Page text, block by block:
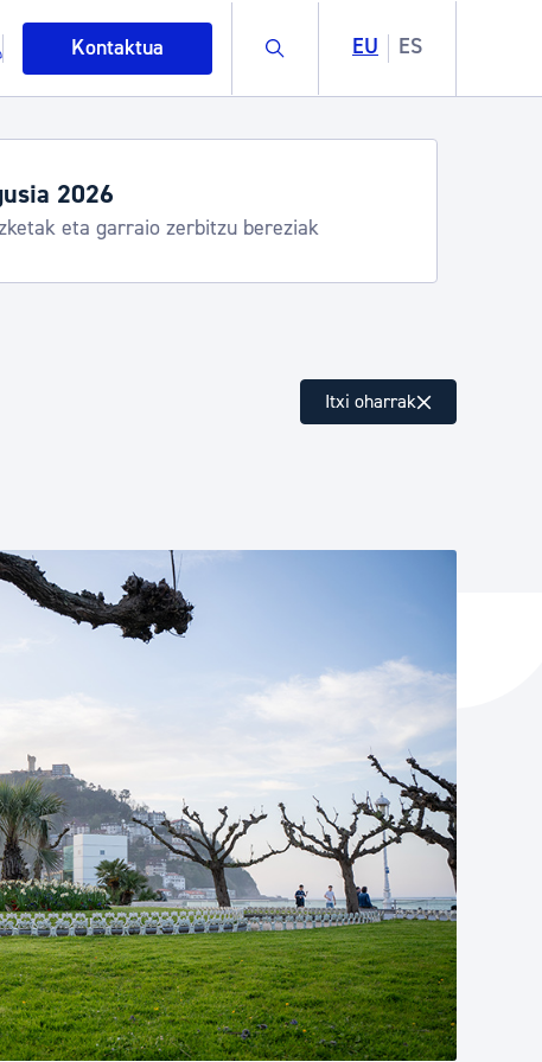
Kontaktua Buscar EU ES
eta ingurumena
enplegua
eta bizikidetza
2026
eta garraio zerbitzu bereziak
Itxi oharrak